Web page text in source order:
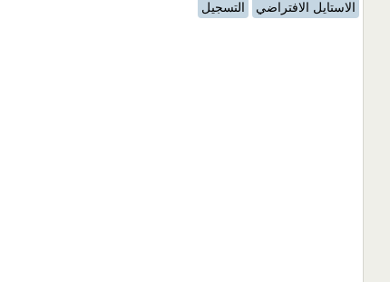
الاستايل الافتراضي
التسجيل